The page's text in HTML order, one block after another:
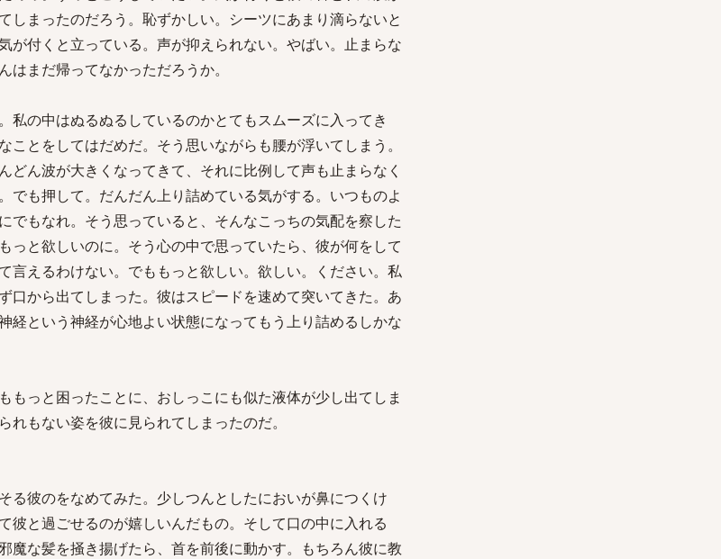
しまったのだろう。恥ずかしい。シーツにあまり滴らないと
が付くと立っている。声が抑えられない。やばい。止まらな
まだ帰ってなかっただろうか。
私の中はぬるぬるしているのかとてもスムーズに入ってき
とをしてはだめだ。そう思いながらも腰が浮いてしまう。
どん波が大きくなってきて、それに比例して声も止まらなく
でも押して。だんだん上り詰めている気がする。いつものよ
でもなれ。そう思っていると、そんなこっちの気配を察した
っと欲しいのに。そう心の中で思っていたら、彼が何をして
言えるわけない。でももっと欲しい。欲しい。ください。私
口から出てしまった。彼はスピードを速めて突いてきた。あ
経という神経が心地よい状態になってもう上り詰めるしかな
もっと困ったことに、おしっこにも似た液体が少し出てしま
もない姿を彼に見られてしまったのだ。
る彼のをなめてみた。少しつんとしたにおいが鼻につくけ
彼と過ごせるのが嬉しいんだもの。そして口の中に入れる
魔な髪を掻き揚げたら、首を前後に動かす。もちろん彼に教